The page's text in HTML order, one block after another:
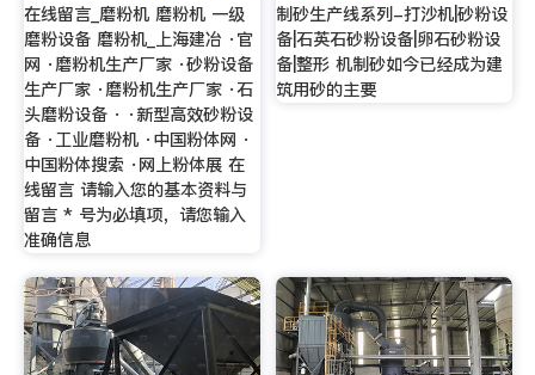
在线留言_磨粉机 磨粉机 一级
磨粉设备 磨粉机_上海建冶 ·官
网 ·磨粉机生产厂家 ·砂粉设备
生产厂家 ·磨粉机生产厂家 ·石
头磨粉设备 · ·新型高效砂粉设
备 ·工业磨粉机 ·中国粉体网 ·
中国粉体搜索 ·网上粉体展 在
线留言 请输入您的基本资料与
留言 * 号为必填项，请您输入
准确信息
制砂生产线系列-打沙机|砂粉设
备|石英石砂粉设备|卵石砂粉设
备|整形 机制砂如今已经成为建
筑用砂的主要